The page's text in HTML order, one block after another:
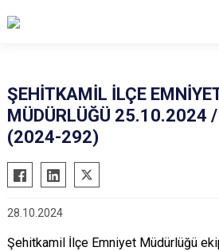
ŞEHİTKAMİL İLÇE
MÜDÜRLÜĞÜ 25.10.2024 /
(2024-292)
28.10.2024
Şehitkamil İlçe Emniyet Müdürlüğü